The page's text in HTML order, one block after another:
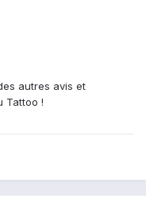
autres avis et
Tattoo !